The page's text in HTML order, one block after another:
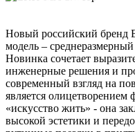
Новый российский бренд
модель –
Новинка сочетает
инженерные решения и
современный взгляд на
является
«искусство жить» - она
высокой эстетики и